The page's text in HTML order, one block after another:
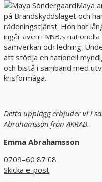
Maya
på Brandskyddslaget och
räddningstjänst. Hon har
ingår även i MSB:s
samverkan och ledning.
att stödja en nationell
och bistå i samband med
krisförmåga.
Detta upplägg erbjuder vi i
Abrahamsson från AKRAB.
Emma Abrahamsson
0709–60 87 08
Skicka e-post